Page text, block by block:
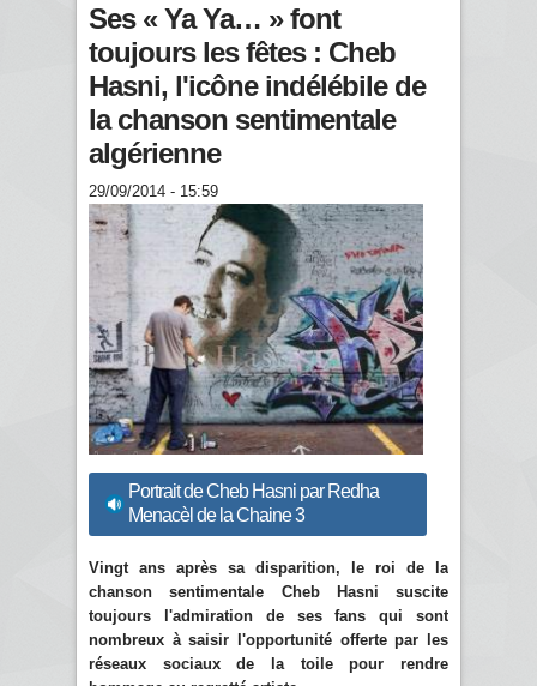
Ses « Ya Ya… » font
toujours les fêtes : Cheb
Hasni, l'icône indélébile de
la chanson sentimentale
algérienne
29/09/2014 - 15:59
Portrait de Cheb Hasni par Redha
Menacèl de la Chaine 3
Vingt ans après sa disparition, le roi de la
chanson sentimentale Cheb Hasni suscite
toujours l'admiration de ses fans qui sont
nombreux à saisir l'opportunité offerte par les
réseaux sociaux de la toile pour rendre